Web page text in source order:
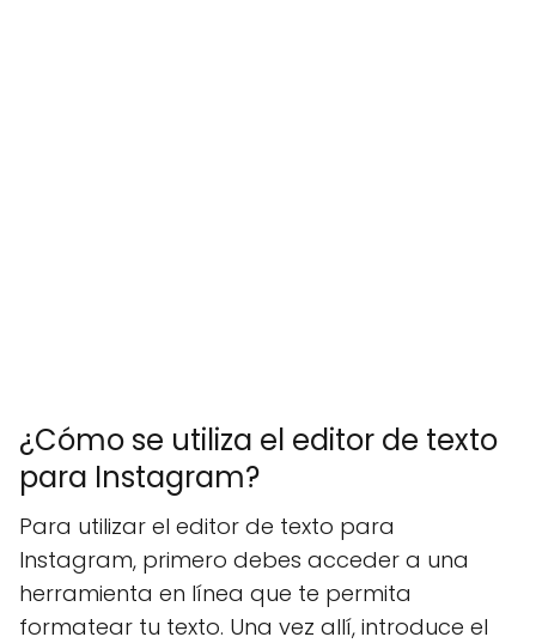
¿Cómo se utiliza el editor de texto
para Instagram?
Para utilizar el editor de texto para
Instagram, primero debes acceder a una
herramienta en línea que te permita
formatear tu texto. Una vez allí, introduce el